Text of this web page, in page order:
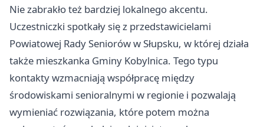
Nie zabrakło też bardziej lokalnego akcentu.
Uczestniczki spotkały się z przedstawicielami
Powiatowej Rady Seniorów w Słupsku, w której działa
także mieszkanka Gminy Kobylnica. Tego typu
kontakty wzmacniają współpracę między
środowiskami senioralnymi w regionie i pozwalają
wymieniać rozwiązania, które potem można